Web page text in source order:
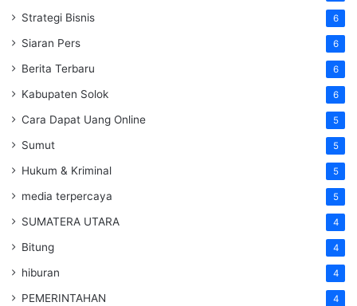
Strategi Bisnis 6
Siaran Pers 6
Berita Terbaru 6
Kabupaten Solok 6
Cara Dapat Uang Online 5
Sumut 5
Hukum & Kriminal 5
media terpercaya 5
SUMATERA UTARA 4
Bitung 4
hiburan 4
PEMERINTAHAN 4